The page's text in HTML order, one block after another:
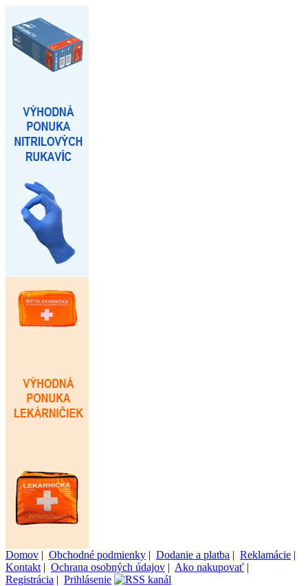
Domov | Obchodné podmienky | Dodanie a platba | Reklamácie |
Kontakt | Ochrana osobných údajov | Ako nakupovať |
Registrácia | Prihlásenie